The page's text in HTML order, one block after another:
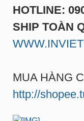
HOTLINE:
SHIP TOÀN
MUA HÀNG
http://